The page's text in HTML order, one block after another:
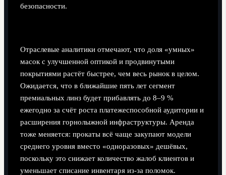
безопасности.
Отраслевые аналитики отмечают, что доля «умных»
масок с улучшенной оптикой и продвинутыми
покрытиями растёт быстрее, чем весь рынок в целом.
Ожидается, что в ближайшие пять лет сегмент
премиальных линз будет прибавлять до 8–9 %
ежегодно за счёт роста платежеспособной аудитории и
расширения горнолыжной инфраструктуры. Аренда
тоже меняется: прокаты всё чаще закупают модели
среднего уровня вместо «одноразовых» дешёвых,
поскольку это снижает количество жалоб клиентов и
уменьшает списание инвентаря из-за поломок.